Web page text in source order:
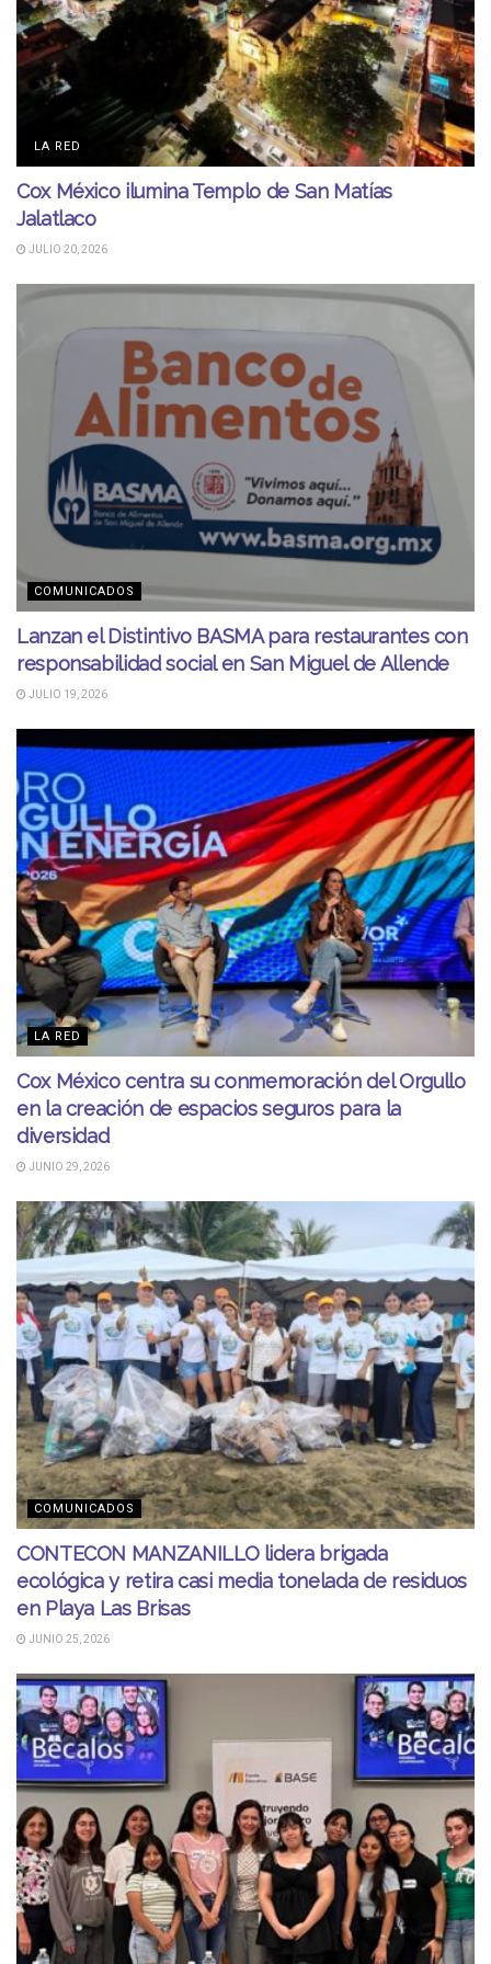
LA RED
Cox México ilumina Templo de San Matías
Jalatlaco
JULIO 20, 2026
COMUNICADOS
Lanzan el Distintivo BASMA para restaurantes con
responsabilidad social en San Miguel de Allende
JULIO 19, 2026
LA RED
Cox México centra su conmemoración del Orgullo
en la creación de espacios seguros para la
diversidad
JUNIO 29, 2026
COMUNICADOS
CONTECON MANZANILLO lidera brigada
ecológica y retira casi media tonelada de residuos
en Playa Las Brisas
JUNIO 25, 2026